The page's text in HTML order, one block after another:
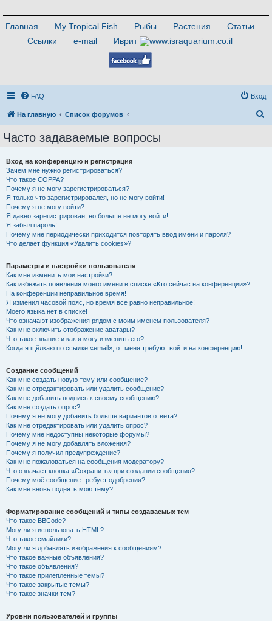
Главная My Tropical Fish Рыбы Растения
Статьи
Ссылки
e-mail Иврит
FAQ Вход
На главную Список форумов
Часто задаваемые вопросы
Вход на конференцию и регистрация
Зачем мне нужно регистрироваться?
Что такое COPPA?
Почему я не могу зарегистрироваться?
Я только что зарегистрировался, но не могу войти!
Почему я не могу войти?
Я давно зарегистрирован, но больше не могу войти!
Я забыл пароль!
Почему мне периодически приходится повторять ввод имени и пароля?
Что делает функция «Удалить cookies»?
Параметры и настройки пользователя
Как мне изменить мои настройки?
Как избежать появления моего имени в списке «Кто сейчас на конференции»?
На конференции неправильное время!
Я изменил часовой пояс, но время всё равно неправильное!
Моего языка нет в списке!
Что означают изображения рядом с моим именем пользователя?
Как мне включить отображение аватары?
Что такое звание и как я могу изменить его?
Когда я щёлкаю по ссылке «email», от меня требуют войти на конференцию!
Создание сообщений
Как мне создать новую тему или сообщение?
Как мне отредактировать или удалить сообщение?
Как мне добавить подпись к своему сообщению?
Как мне создать опрос?
Почему я не могу добавить больше вариантов ответа?
Как мне отредактировать или удалить опрос?
Почему мне недоступны некоторые форумы?
Почему я не могу добавлять вложения?
Почему я получил предупреждение?
Как мне пожаловаться на сообщения модератору?
Что означает кнопка «Сохранить» при создании сообщения?
Почему моё сообщение требует одобрения?
Как мне вновь поднять мою тему?
Форматирование сообщений и типы создаваемых тем
Что такое BBCode?
Могу ли я использовать HTML?
Что такое смайлики?
Могу ли я добавлять изображения к сообщениям?
Что такое важные объявления?
Что такое объявления?
Что такое прилепленные темы?
Что такое закрытые темы?
Что такое значки тем?
Уровни пользователей и группы